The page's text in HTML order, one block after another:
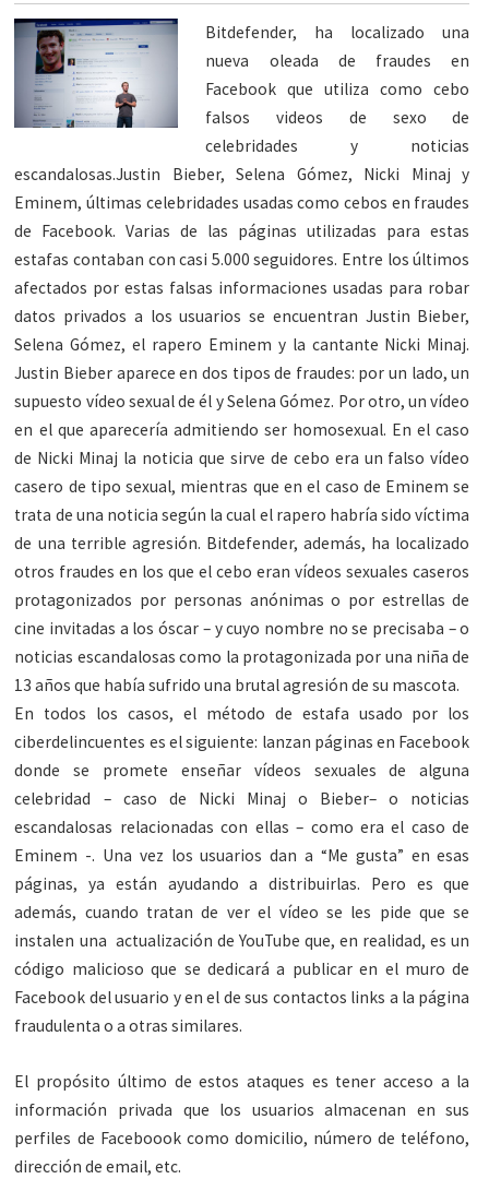
Bitdefender, ha localizado una
nueva oleada de fraudes en
Facebook que utiliza como cebo
falsos videos de sexo de
celebridades y noticias
escandalosas.Justin Bieber, Selena Gómez, Nicki Minaj y
Eminem, últimas celebridades usadas como cebos en fraudes
de Facebook. Varias de las páginas utilizadas para estas
estafas contaban con casi 5.000 seguidores. Entre los últimos
afectados por estas falsas informaciones usadas para robar
datos privados a los usuarios se encuentran Justin Bieber,
Selena Gómez, el rapero Eminem y la cantante Nicki Minaj.
Justin Bieber aparece en dos tipos de fraudes: por un lado, un
supuesto vídeo sexual de él y Selena Gómez. Por otro, un vídeo
en el que aparecería admitiendo ser homosexual. En el caso
de Nicki Minaj la noticia que sirve de cebo era un falso vídeo
casero de tipo sexual, mientras que en el caso de Eminem se
trata de una noticia según la cual el rapero habría sido víctima
de una terrible agresión. Bitdefender, además, ha localizado
otros fraudes en los que el cebo eran vídeos sexuales caseros
protagonizados por personas anónimas o por estrellas de
cine invitadas a los óscar – y cuyo nombre no se precisaba – o
noticias escandalosas como la protagonizada por una niña de
13 años que había sufrido una brutal agresión de su mascota.
En todos los casos, el método de estafa usado por los
ciberdelincuentes es el siguiente: lanzan páginas en Facebook
donde se promete enseñar vídeos sexuales de alguna
celebridad – caso de Nicki Minaj o Bieber– o noticias
escandalosas relacionadas con ellas – como era el caso de
Eminem -. Una vez los usuarios dan a “Me gusta” en esas
páginas, ya están ayudando a distribuirlas. Pero es que
además, cuando tratan de ver el vídeo se les pide que se
instalen una actualización de YouTube que, en realidad, es un
código malicioso que se dedicará a publicar en el muro de
Facebook del usuario y en el de sus contactos links a la página
fraudulenta o a otras similares.
El propósito último de estos ataques es tener acceso a la
información privada que los usuarios almacenan en sus
perfiles de Faceboook como domicilio, número de teléfono,
dirección de email, etc.